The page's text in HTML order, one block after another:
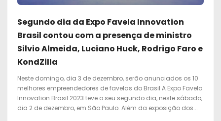
Segundo dia da Expo Favela Innovation
Brasil contou com a presença de ministro
Silvio Almeida, Luciano Huck, Rodrigo Faro e
KondZilla
Neste domingo, dia 3 de dezembro, serão anunciados os 10
melhores empreendedores de favelas do Brasil A Expo Favela
Innovation Brasil 2023 teve o seu segundo dia, neste sábado,
dia 2 de dezembro, em São Paulo. Além da exposição dos...